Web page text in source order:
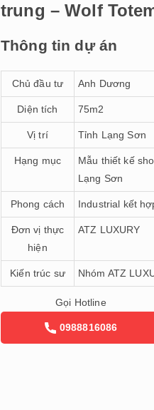
trung – Wolf
Thông tin dự án
Chủ đầu tư Anh Dương
Diện tích 75m2
Vị trí Tỉnh Lạng Sơn
Hạng mục
Mẫu thiết kế
Lạng Sơn
Phong cách Industrial kết
Đơn vị thực
hiện
ATZ LUXURY
Kiến trúc sư Nhóm ATZ
Gọi Hotline
0988816086